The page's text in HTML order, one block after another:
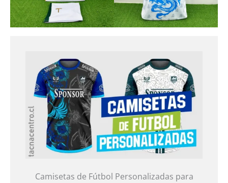
Camisetas de Fútbol Personalizadas para